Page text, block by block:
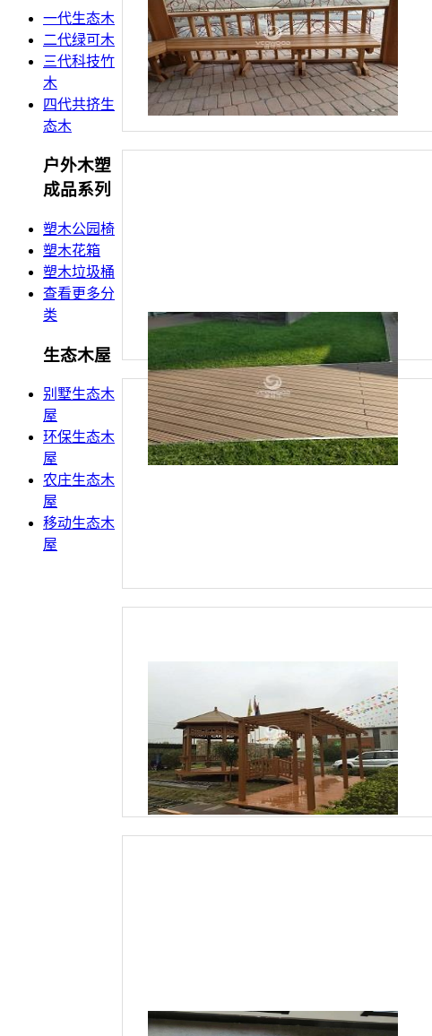
一代生态木
二代绿可木
三代科技竹
木
四代共挤生
态木
户外木塑
成品系列
塑木公园椅
塑木花箱
塑木垃圾桶
查看更多分
类
生态木屋
别墅生态木
屋
环保生态木
屋
农庄生态木
屋
移动生态木
屋